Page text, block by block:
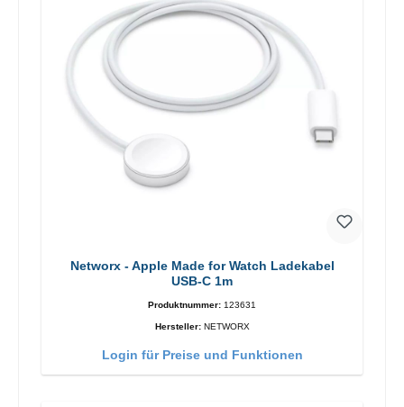
Networx - Apple Made for Watch Ladekabel
USB-C 1m
Produktnummer: 123631
Hersteller: NETWORX
Login für Preise und Funktionen